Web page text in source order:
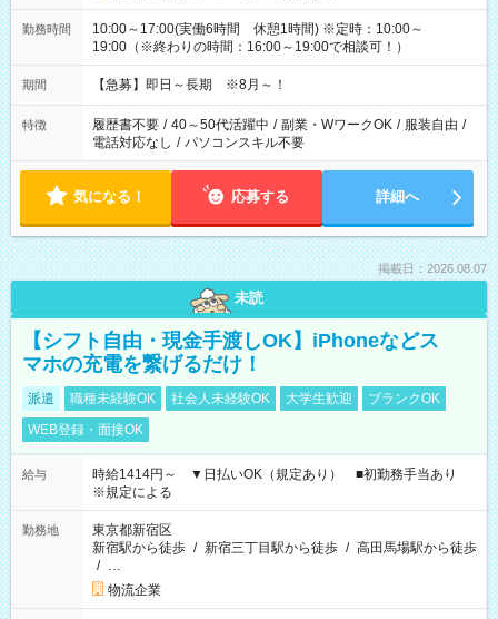
勤務時間
10:00～17:00(実働6時間 休憩1時間) ※定時：10:00～
19:00（※終わりの時間：16:00～19:00で相談可！）
期間 【急募】即日～長期 ※8月～！
特徴 履歴書不要 / 40～50代活躍中 / 副業・WワークOK / 服装自由 /
電話対応なし / パソコンスキル不要
気になる！ 応募する 詳細へ
掲載日：2026.08.07
未読
【シフト自由・現金手渡しOK】iPhoneなどス
マホの充電を繋げるだけ！
派遣 職種未経験OK 社会人未経験OK 大学生歓迎
ブランクOK
WEB登録・面接OK
給与
時給1414円～ ▼日払いOK（規定あり） ■初勤務手当あり
※規定による
勤務地
東京都新宿区
新宿駅から徒歩 / 新宿三丁目駅から徒歩 / 高田馬場駅から徒歩
/ …
物流企業